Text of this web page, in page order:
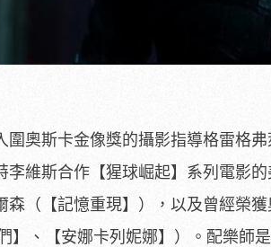
圍奧斯卡金像獎的攝影指導格雷格弗
李維斯合作【猩球崛起】系列電影
森（【記憶重現】）， 以及曾經榮
】、【安娜卡列妮娜】）。 配樂師